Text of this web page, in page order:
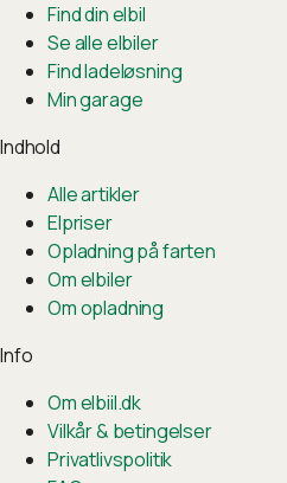
Find din elbil
Se alle elbiler
Find ladeløsning
Min garage
Indhold
Alle artikler
Elpriser
Opladning på farten
Om elbiler
Om opladning
Info
Om elbiil.dk
Vilkår & betingelser
Privatlivspolitik